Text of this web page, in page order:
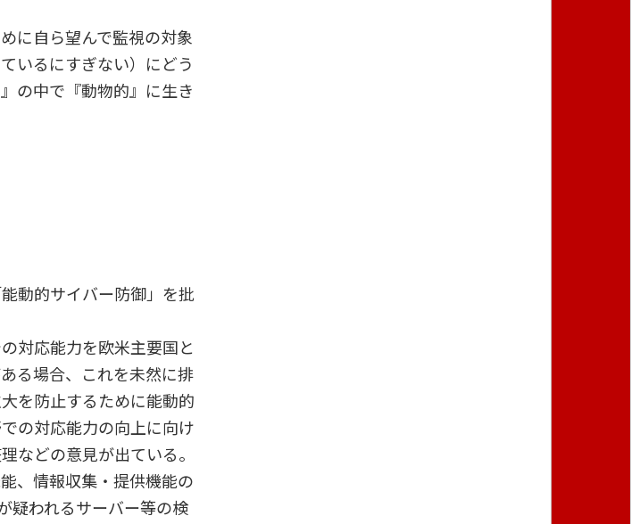
に自ら望んで監視の対象
いるにすぎない）にどう
の中で『動物的』に生き
動的サイバー防御」を批
対応能力を欧米主要国と
る場合、これを未然に排
を防止するために能動的
の対応能力の向上に向け
などの意見が出ている。
、情報収集・提供機能の
疑われるサーバー等の検